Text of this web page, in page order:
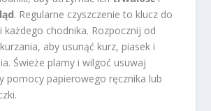
. Regularne czyszczenie to klucz do
każdego chodnika. Rozpocznij od
aby usunąć kurz, piasek i
Świeże plamy i wilgoć usuwaj
pomocy papierowego ręcznika lub